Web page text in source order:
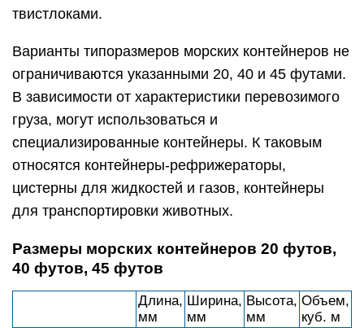
твистлоками.
Варианты типоразмеров морских контейнеров не
ограничиваются указанными 20, 40 и 45 футами.
В зависимости от характеристики перевозимого
груза, могут использоваться и
специализированные контейнеры. К таковым
относятся контейнеры-рефрижераторы,
цистерны для жидкостей и газов, контейнеры
для транспортировки животных.
Размеры морских контейнеров 20 футов,
40 футов, 45 футов
Длина,
мм
Ширина,
мм
Высота,
мм
Объем,
куб. м